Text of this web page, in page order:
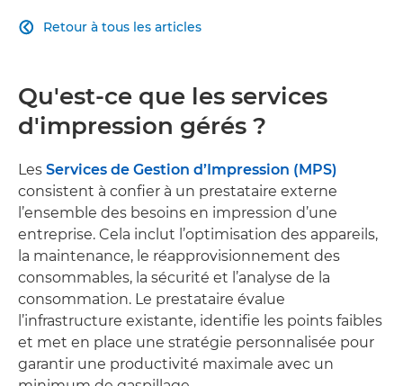
Retour à tous les articles

Qu'est-ce que les services
d'impression gérés ?
Les Services de Gestion d’Impression (MPS)
consistent à confier à un prestataire externe
l’ensemble des besoins en impression d’une
entreprise. Cela inclut l’optimisation des appareils,
la maintenance, le réapprovisionnement des
consommables, la sécurité et l’analyse de la
consommation. Le prestataire évalue
l’infrastructure existante, identifie les points faibles
et met en place une stratégie personnalisée pour
garantir une productivité maximale avec un